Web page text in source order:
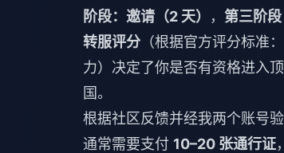
阶段：邀请（2 天）
， 第三阶段
转服评分 （根据官方评分标准
力）决定了你是否有资格进入
国。
根据社区反馈并经我两个账号验
通常需要支付 10–20 张通行证